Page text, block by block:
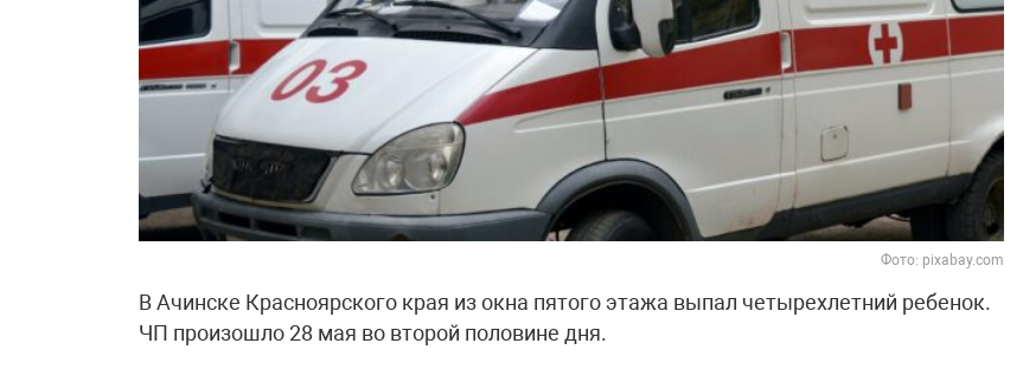
Фото: pixabay.com
В Ачинске Красноярского края из окна пятого этажа выпал четырехлетний ребенок.
ЧП произошло 28 мая во второй половине дня.